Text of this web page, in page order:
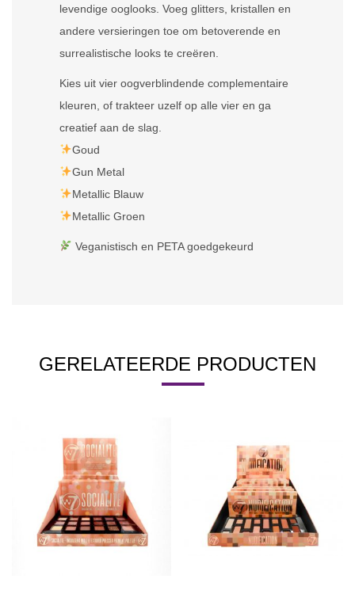
levendige ooglooks. Voeg glitters, kristallen en
andere versieringen toe om betoverende en
surrealistische looks te creëren.
Kies uit vier oogverblindende complementaire
kleuren, of trakteer uzelf op alle vier en ga
creatief aan de slag.
Goud
Gun Metal
Metallic Blauw
Metallic Groen
Veganistisch en PETA goedgekeurd
GERELATEERDE PRODUCTEN